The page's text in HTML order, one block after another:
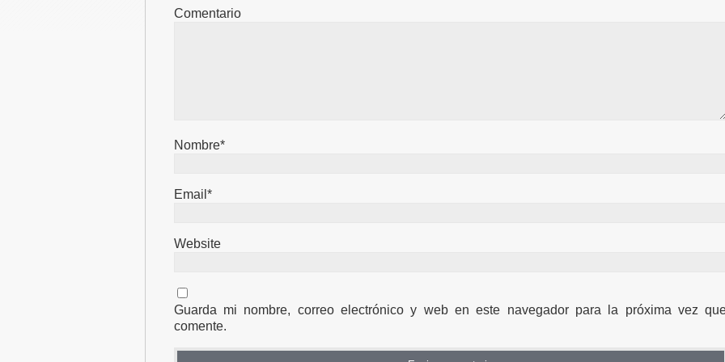
Comentario
Nombre*
Email*
Website
Guarda mi nombre, correo electrónico y web en este navegador para la próxima vez
comente.